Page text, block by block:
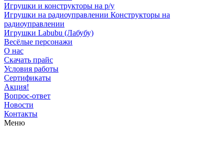
Игрушки и конструкторы на р/у
Игрушки на радиоуправлении Конструкторы на
радиоуправлении
Игрушки Labubu (Лабубу)
Весёлые персонажи
О нас
Скачать прайс
Условия работы
Сертификаты
Акция!
Вопрос-ответ
Новости
Контакты
Меню